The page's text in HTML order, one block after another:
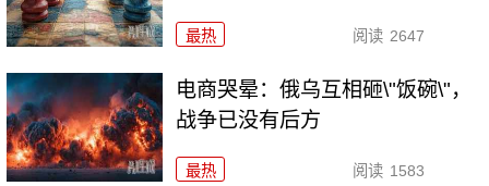
最热 阅读 2647
电商哭晕：俄乌互相砸\"饭碗\"，
战争已没有后方
最热 阅读 1583